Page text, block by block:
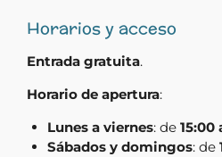
Horarios y acceso
Entrada gratuita.
Horario de apertura:
Lunes a viernes: de 15:00
Sábados y domingos: de